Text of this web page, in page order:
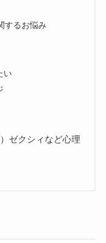
するお悩み
い
ゼクシィなど心理